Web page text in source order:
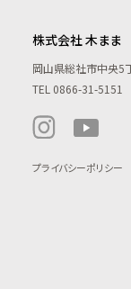
株式会社 木まま
岡山県総社市中央5
TEL 0866-31-5151
プライバシーポリシー